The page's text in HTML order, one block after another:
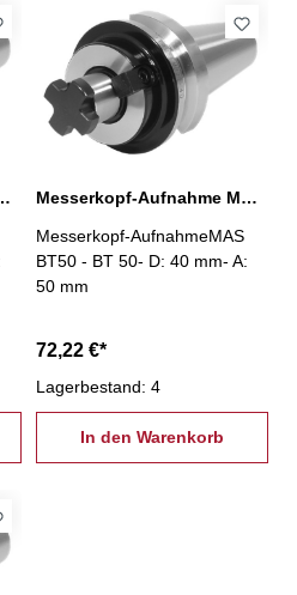
D:40 mm / A:100 mm
Messerkopf-Aufnahme MAS BT50, D:40 mm / A:50 mm
Messerkopf-AufnahmeMAS
BT50 - BT 50- D: 40 mm- A:
50 mm
72,22 €*
Lagerbestand: 4
In den Warenkorb